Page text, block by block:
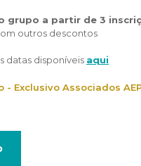
grupo a partir de 3
outros descontos
datas disponíveis aqui
- Exclusivo Associados